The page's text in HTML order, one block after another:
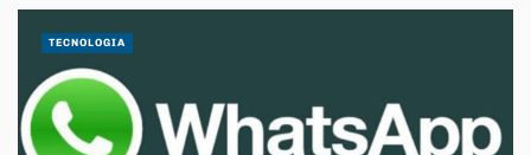
TECNOLOGIA